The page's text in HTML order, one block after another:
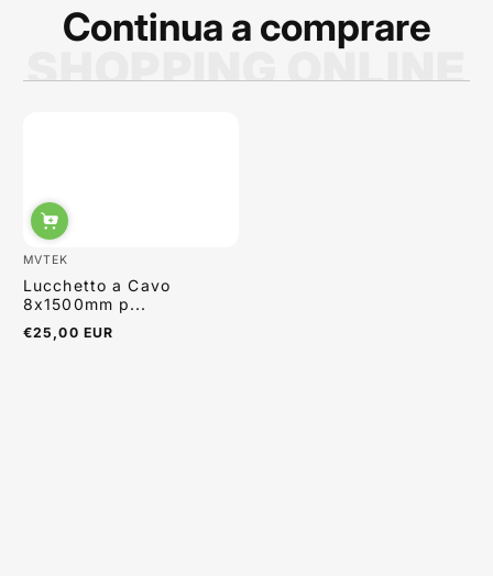
Continua a comprare
SHOPPING ONLINE
MVTEK
Lucchetto a Cavo
8x1500mm p...
Prezzo
€25,00 EUR